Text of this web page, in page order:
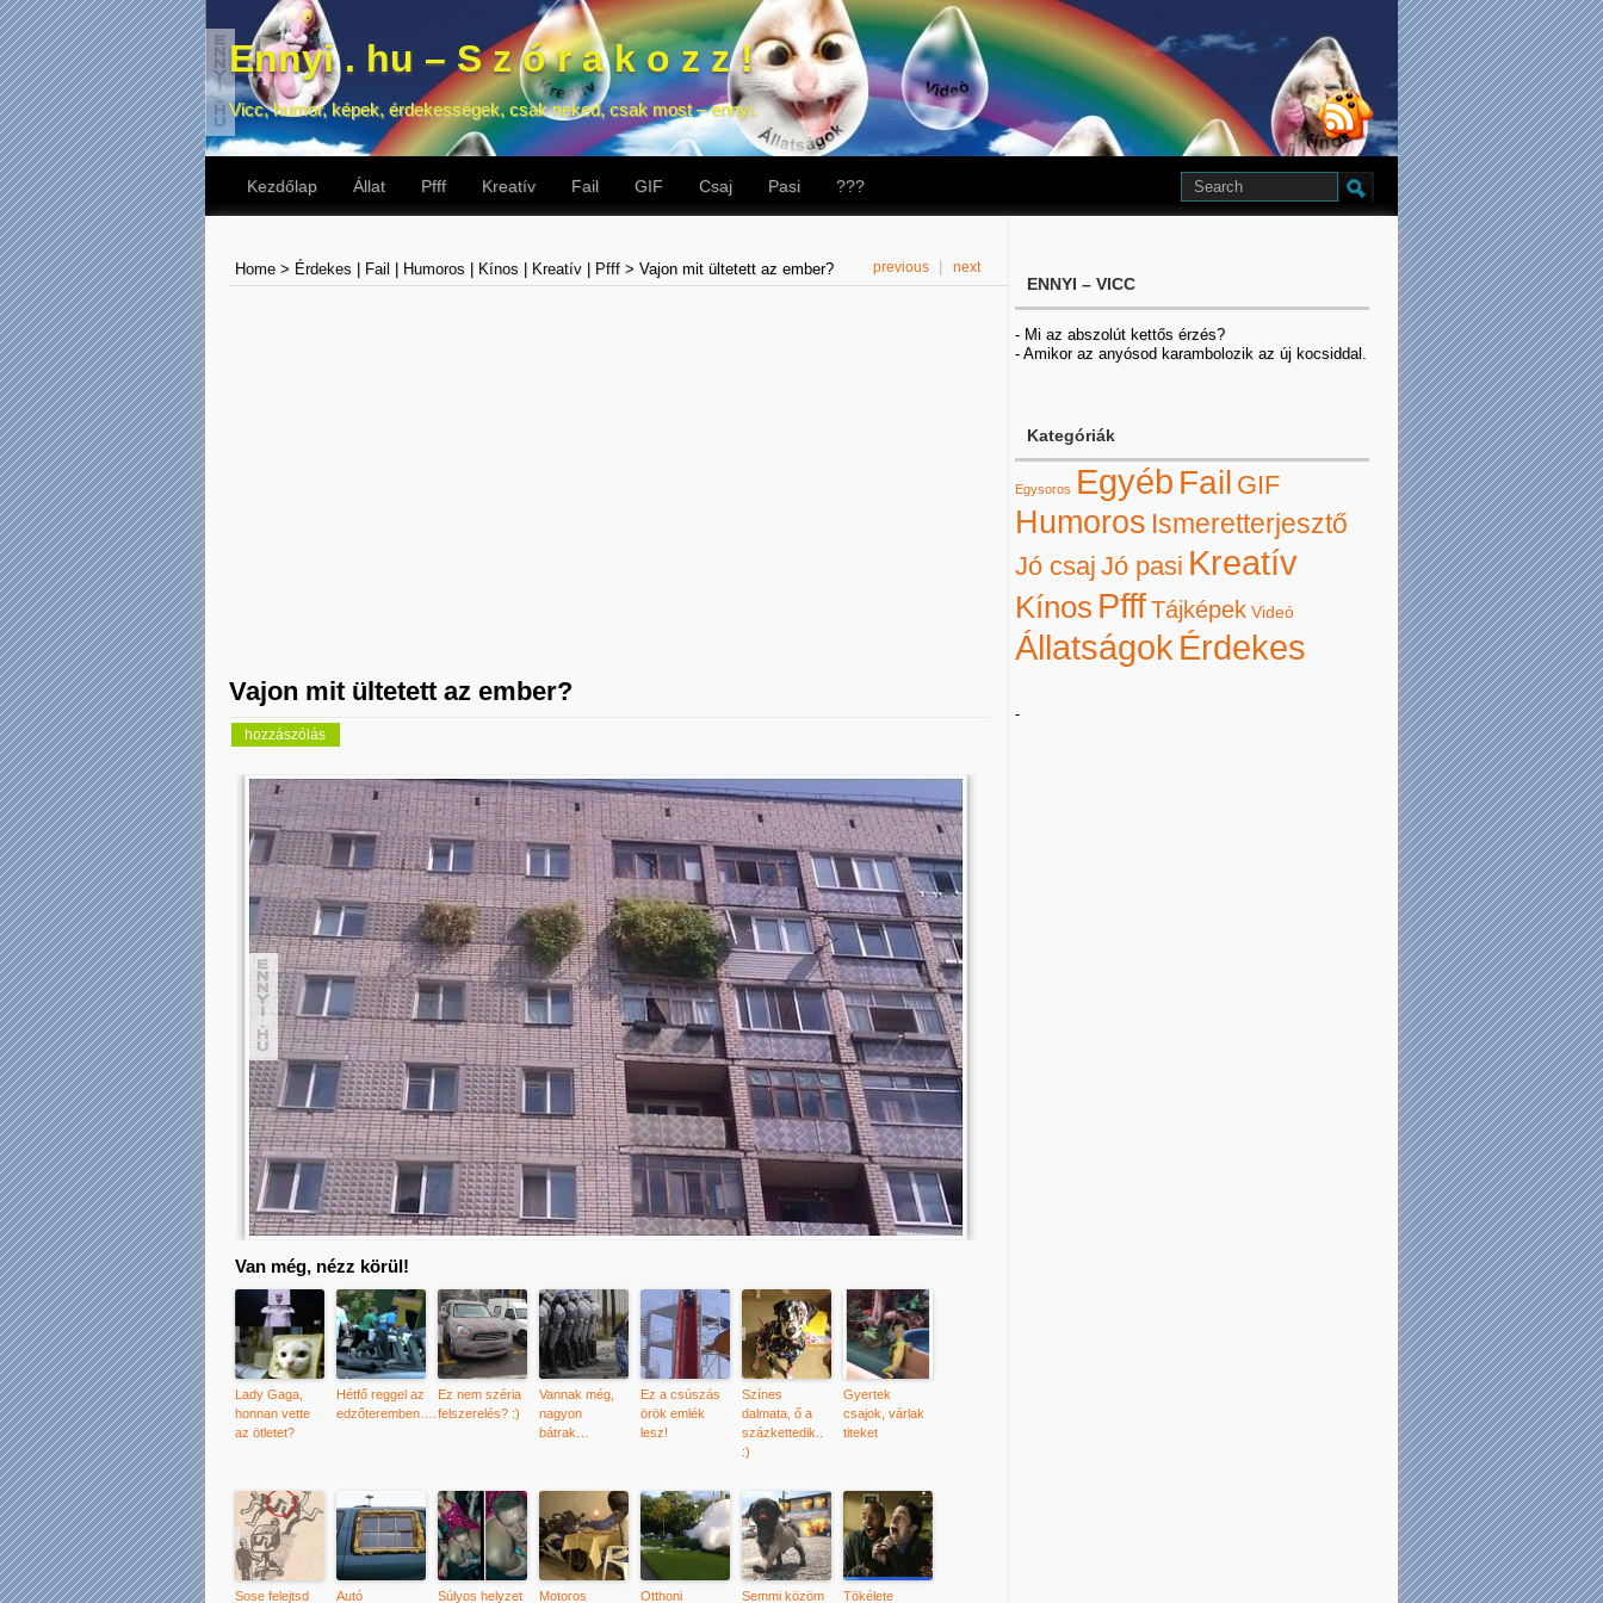
Ennyi . hu – S z ó r a k o z z !
Vicc, humor, képek, érdekességek, csak neked, csak most – ennyi.
Kezdőlap Állat Pfff Kreatív Fail GIF Csaj Pasi ???
Home > Érdekes Fail Humoros Kínos Kreatív Pfff > Vajon mit ültetett az ember? previous next
Vajon mit ültetett az ember?
hozzászólás
Van még, nézz körül!
Lady Gaga,
honnan vette
az ötletet?
Hétfő reggel az
edzőteremben….
Ez nem széria
felszerelés? :)
Vannak még,
nagyon
bátrak…
Ez a csúszás
örök emlék
lesz!
Színes
dalmata, ő a
százkettedik..
:)
Gyertek
csajok, várlak
titeket
Sose felejtsd Autó Súlyos helyzet Motoros Otthoni Semmi közöm Tökélete
ENNYI – VICC
- Mi az abszolút kettős érzés?
- Amikor az anyósod karambolozik az új kocsiddal.
Kategóriák
Egysoros Egyéb Fail GIF
Humoros Ismeretterjesztő
Jó csaj Jó pasi Kreatív
Kínos PfffTájképek Videó
Állatságok Érdekes
-